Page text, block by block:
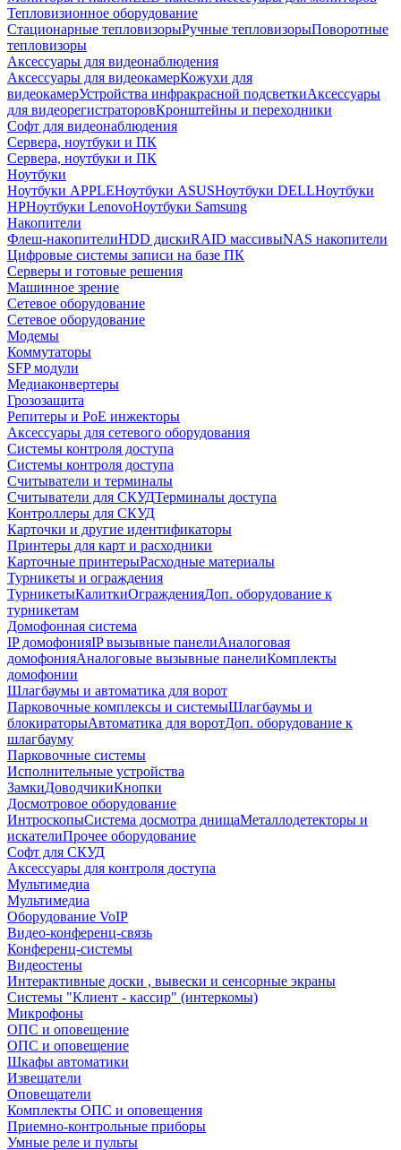
Тепловизионное оборудование
Стационарные тепловизорыРучные тепловизорыПоворотные
тепловизоры
Аксессуары для видеонаблюдения
Аксессуары для видеокамерКожухи для
видеокамерУстройства инфракрасной подсветкиАксессуары
для видеорегистраторовКронштейны и переходники
Софт для видеонаблюдения
Сервера, ноутбуки и ПК
Сервера, ноутбуки и ПК
Ноутбуки
Ноутбуки APPLEНоутбуки ASUSНоутбуки DELLНоутбуки
HPНоутбуки LenovoНоутбуки Samsung
Накопители
Флеш-накопителиHDD дискиRAID массивыNAS накопители
Цифровые системы записи на базе ПК
Серверы и готовые решения
Машинное зрение
Сетевое оборудование
Сетевое оборудование
Модемы
Коммутаторы
SFP модули
Медиаконвертеры
Грозозащита
Репитеры и PoE инжекторы
Аксессуары для сетевого оборудования
Системы контроля доступа
Системы контроля доступа
Считыватели и терминалы
Считыватели для СКУДТерминалы доступа
Контроллеры для СКУД
Карточки и другие идентификаторы
Принтеры для карт и расходники
Карточные принтерыРасходные материалы
Турникеты и ограждения
ТурникетыКалиткиОгражденияДоп. оборудование к
турникетам
Домофонная система
IP домофонияIP вызывные панелиАналоговая
домофонияАналоговые вызывные панелиКомплекты
домофонии
Шлагбаумы и автоматика для ворот
Парковочные комплексы и системыШлагбаумы и
блокираторыАвтоматика для воротДоп. оборудование к
шлагбауму
Парковочные системы
Исполнительные устройства
ЗамкиДоводчикиКнопки
Досмотровое оборудование
ИнтроскопыСистема досмотра днищаМеталлодетекторы и
искателиПрочее оборудование
Софт для СКУД
Аксессуары для контроля доступа
Мультимедиа
Мультимедиа
Оборудование VoIP
Видео-конференц-связь
Конференц-системы
Видеостены
Интерактивные доски , вывески и сенсорные экраны
Системы "Клиент - кассир" (интеркомы)
Микрофоны
ОПС и оповещение
ОПС и оповещение
Шкафы автоматики
Извещатели
Оповещатели
Комплекты ОПС и оповещения
Приемно-контрольные приборы
Умные реле и пульты